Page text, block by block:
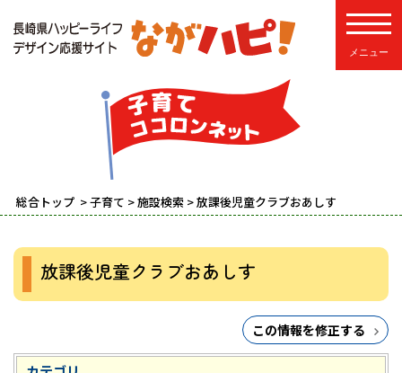
総合トップ >子育て >施設検索 > 放課後児童クラブおあしす
放課後児童クラブおあしす
この情報を修正する